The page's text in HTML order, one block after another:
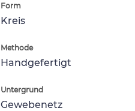
Form
Kreis
Methode
Handgefertigt
Untergrund
Gewebenetz